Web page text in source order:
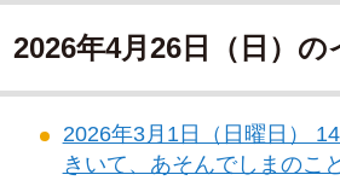
2026年4月26日（日）の
2026年3月1日（日曜日）
きいて、あそんでしまのこ